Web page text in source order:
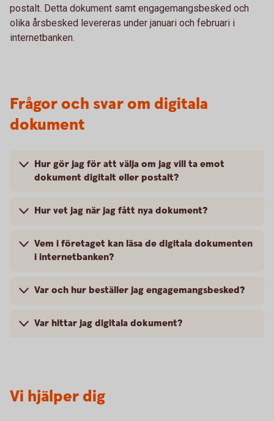
postalt. Detta dokument samt engagemangsbesked och
olika årsbesked levereras under januari och februari i
internetbanken.
Frågor och svar om digitala
dokument
Hur gör jag för att välja om jag vill ta emot
dokument digitalt eller postalt?
Hur vet jag när jag fått nya dokument?
Vem i företaget kan läsa de digitala dokumenten
i internetbanken?
Var och hur beställer jag engagemangsbesked?
Var hittar jag digitala dokument?
Vi hjälper dig